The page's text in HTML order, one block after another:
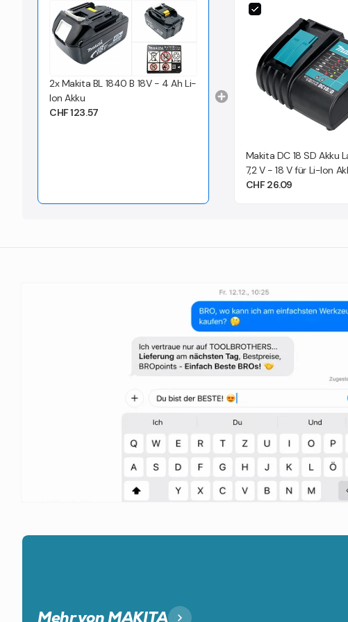
2x Makita BL 1840 B 18V - 4 Ah Li-
Ion Akku
CHF 123.57
Makita DC 18 SD Akku
7,2 V - 18 V für Li-Ion
194533-6 )
CHF 26.09
Mehr von MAKITA